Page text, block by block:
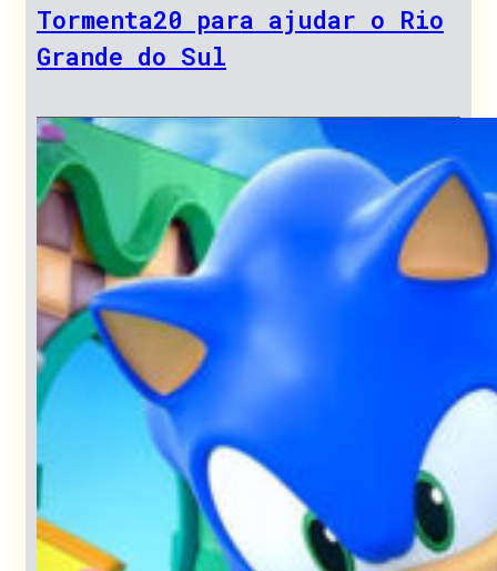
Tormenta20 para ajudar o Rio
Grande do Sul